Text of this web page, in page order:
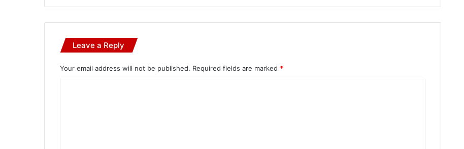
Leave a Reply
Your email address will not be published. Required fields are marked *